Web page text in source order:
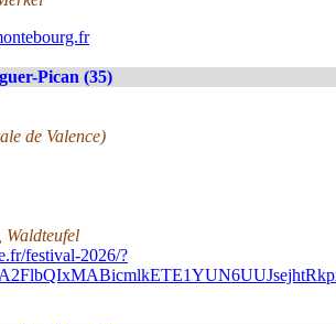
Pican (35)
de Valence)
festival-2026/?